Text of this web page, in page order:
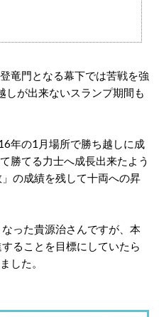
竜門となる幕下では苦戦を強
しが出来ないスランプ期間も
年の1月場所で勝ち越しに成
勝てる力士へ成長出来たよう
の成績を残して十両への昇
った貴源治さんですが、本
ることを目標にしていたら
した。